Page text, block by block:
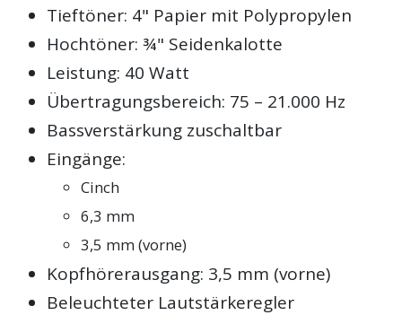
Tieftöner: 4" Papier mit Polypropylen
Hochtöner: ¾" Seidenkalotte
Leistung: 40 Watt
Übertragungsbereich: 75 – 21.000 Hz
Bassverstärkung zuschaltbar
Eingänge:
Cinch
6,3 mm
3,5 mm (vorne)
Kopfhörerausgang: 3,5 mm (vorne)
Beleuchteter Lautstärkeregler